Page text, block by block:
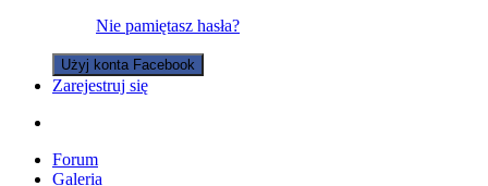
Nie pamiętasz hasła?
Użyj konta Facebook
Zarejestruj się
Forum
Galeria